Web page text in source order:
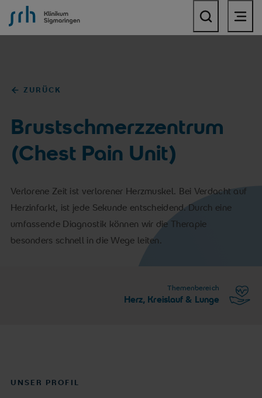
SRH Klinikum Sigmaringen
ZURÜCK
Brustschmerzzentrum
(Chest Pain Unit)
Verlorene Zeit ist verlorener Herzmuskel. Bei Verdacht auf
Herzinfarkt, ist jede Sekunde entscheidend. Durch eine
umfassende Diagnostik können wir die Therapie
besonders schnell in die Wege leiten.
Themenbereich
Herz, Kreislauf & Lunge
UNSER PROFIL